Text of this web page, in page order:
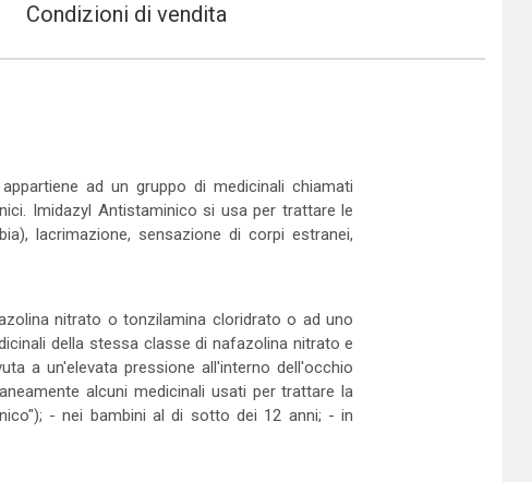
Condizioni di vendita
ad un gruppo di medicinali chiamati
Imidazyl Antistaminico si usa per trattare le
lacrimazione, sensazione di corpi estranei,
nitrato o tonzilamina cloridrato o ad uno
della stessa classe di nafazolina nitrato e
a un'elevata pressione all'interno dell'occhio
alcuni medicinali usati per trattare la
- nei bambini al di sotto dei 12 anni; - in